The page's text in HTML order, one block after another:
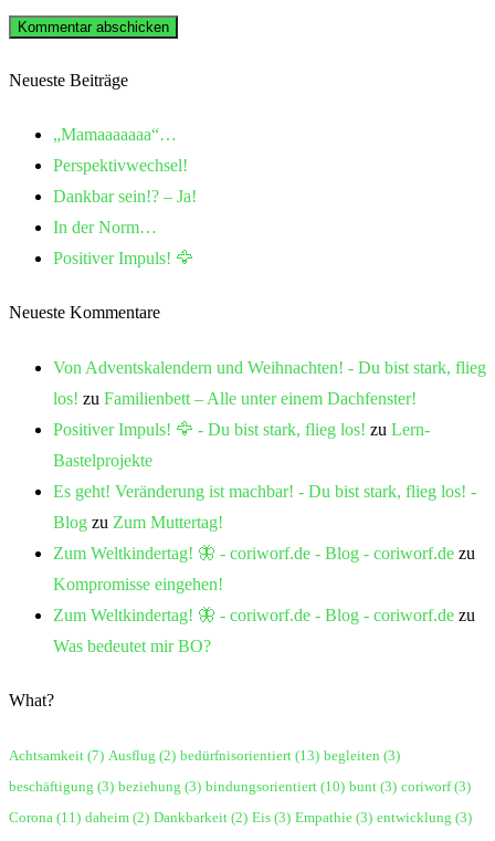
Neueste Beiträge
„Mamaaaaaaa“…
Perspektivwechsel!
Dankbar sein!? – Ja!
In der Norm…
Positiver Impuls! 🦅
Neueste Kommentare
Von Adventskalendern und Weihnachten! - Du bist stark, flieg
los! zu Familienbett – Alle unter einem Dachfenster!
Positiver Impuls! 🦅 - Du bist stark, flieg los! zu Lern-
Bastelprojekte
Es geht! Veränderung ist machbar! - Du bist stark, flieg los! -
Blog zu Zum Muttertag!
Zum Weltkindertag! 🦋 - coriworf.de - Blog - coriworf.de zu
Kompromisse eingehen!
Zum Weltkindertag! 🦋 - coriworf.de - Blog - coriworf.de zu
Was bedeutet mir BO?
What?
Achtsamkeit (7) Ausflug (2) bedürfnisorientiert (13) begleiten (3)
beschäftigung (3) beziehung (3) bindungsorientiert (10) bunt (3) coriworf(3)
Corona (11) daheim (2) Dankbarkeit (2) Eis (3) Empathie (3) entwicklung (3)